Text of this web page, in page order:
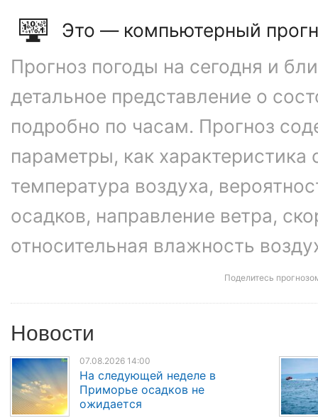
Это — компьютерный
Прогноз погоды на сегодня и
детальное представление о
подробно по часам. Прогноз
параметры, как характеристика
температура воздуха,
осадков, направление ветра,
относительная влажность
Поделитесь
Новости
07.08.2026 14:00
На следующей неделе в
Приморье осадков не
ожидается